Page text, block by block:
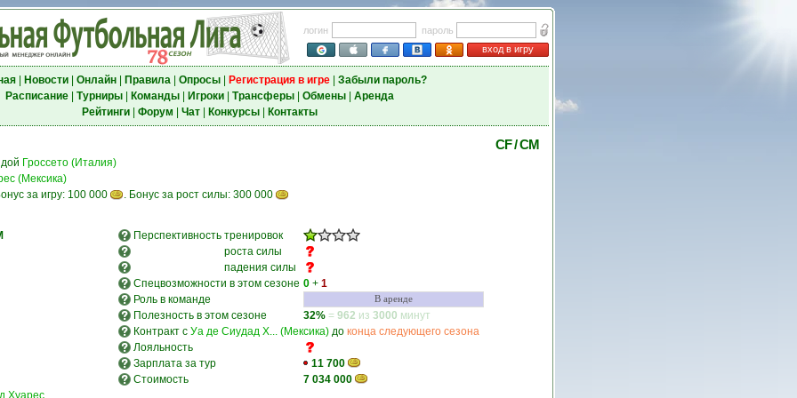
логин
пароль
вход в игру
| Новости| Онлайн| Правила| Опросы| Регистрация в игре| Забыли пароль?
Расписание| Турниры| Команды| Игроки| Трансферы| Обмены| Аренда
Рейтинги| Форум Чат| Конкурсы| Контакты
CF / CM
Гроссето (Италия)
(Мексика)
за игру: 100 000
. Бонус за рост силы: 300 000
Перспективность тренировок
роста силы
падения силы
Спецвозможности в этом сезоне 0 + 1
Роль в команде
В аренде
Полезность в этом сезоне 32% = 962 из 3000 минут
Контракт с Уа де Сиудад Х... (Мексика) до конца следующего сезона
Лояльность
Зарплата за тур
11 700
Стоимость
7 034 000
Хуарес